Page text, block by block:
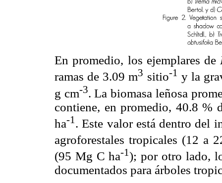
En promedio, los ejemplares de
ramas de 3.09 m3 sitio-1 y la
g cm-3. La biomasa leñosa
contiene, en promedio, 40.8 %
ha-1 . Este valor está dentro del
agroforestales tropicales (12 a
(95 Mg C ha-1); por otro lado,
documentados para árboles